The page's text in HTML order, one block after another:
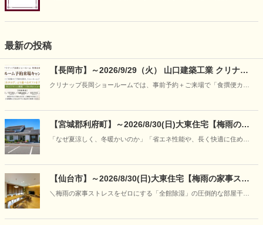
最新の投稿
【長岡市】～2026/9/29（火） 山口建築工業 クリナッ
プ長岡ショールーム予約来場キャンペーン
クリナップ長岡ショールームでは、事前予約＋ご来場で「食撰便カタ
【宮城郡利府町】～2026/8/30(日)大東住宅【梅雨の特
別企画】30年先も強さと快適さが続く理由を「見て、
「なぜ夏涼しく、冬暖かいのか」「省エネ性能や、長く快適に住める
模型をとおして、分かりやすくご案内いたします。
【仙台市】～2026/8/30(日)大東住宅【梅雨の家事スト
レスをゼロに】「朝にはカラッと、ニオイもな
＼梅雨の家事ストレスをゼロにする「全館除湿」の圧倒的な部屋干し